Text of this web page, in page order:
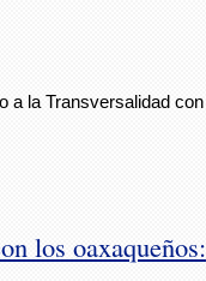
a la Transversalidad con
los oaxaqueños: